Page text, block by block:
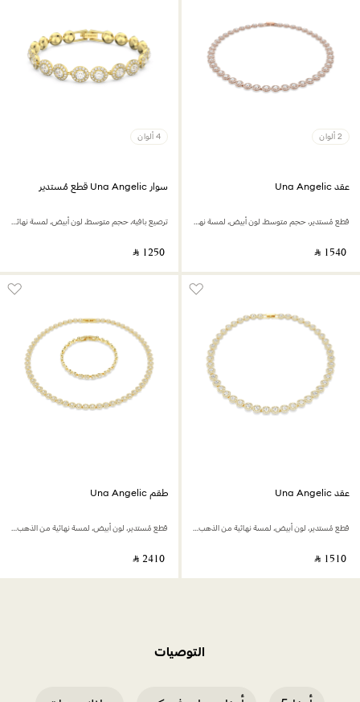
2 ألوان
عقد Una Angelic
قطع مُستدير، حجم متوسط، لون أبيض، لمسة نهائية من الذهب الوردي عيار 18 قيراط
‎ ⃁ ⁦1540⁩ ‎
4 ألوان
سوار Una Angelic قطع مُستدير
ترصيع بافيه، حجم متوسط، لون أبيض، لمسة نهائية من الذهب عيار 18 قيراط
‎ ⃁ ⁦1250⁩ ‎
عقد Una Angelic
قطع مُستدير، لون أبيض، لمسة نهائية من الذهب عيار 18 قيراط
‎ ⃁ ⁦1510⁩ ‎
طقم Una Angelic
قطع مُستدير، لون أبيض، لمسة نهائية من الذهب عيار 18 قيراط
‎ ⃁ ⁦2410⁩ ‎
التوصيات